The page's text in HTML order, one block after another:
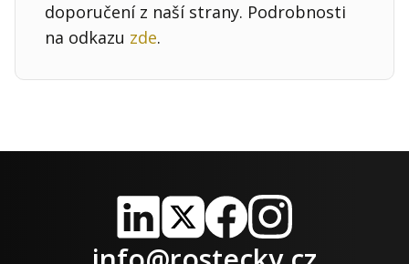
doporučení z naší strany. Podrobnosti
na odkazu zde.
LinkedIn
X FacebookInstagram